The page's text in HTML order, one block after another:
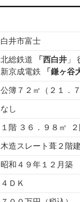
白井市富士
北総鉄道 「西白井 」
新京成電鉄
「鎌ヶ谷
公簿７２㎡（２１．
なし
１階 ３６．９８㎡
木造スレート葺２階
昭和４９年１２月築
４ＤＫ